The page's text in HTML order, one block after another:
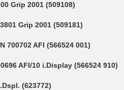
Grip 2001 (509108)
Grip 2001 (509181)
AFI (566524 001)
AFI/10 i.Display (566524 910)
(623772)